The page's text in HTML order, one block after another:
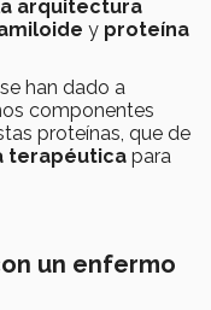
arquitectura
y proteína
han dado a
componentes
proteínas, que de
terapéutica para
un enfermo